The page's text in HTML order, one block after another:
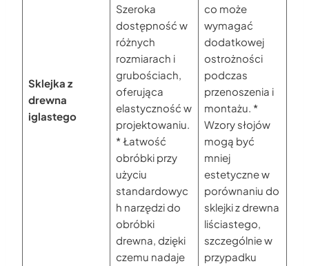
Sklejka z
drewna
iglastego
Szeroka
dostępność w
różnych
rozmiarach i
grubościach,
oferująca
elastyczność w
projektowaniu.
* Łatwość
obróbki przy
użyciu
standardowyc
h narzędzi do
obróbki
drewna, dzięki
czemu nadaje
co może
wymagać
dodatkowej
ostrożności
podczas
przenoszenia i
montażu. *
Wzory słojów
mogą być
mniej
estetyczne w
porównaniu do
sklejki z drewna
liściastego,
szczególnie w
przypadku